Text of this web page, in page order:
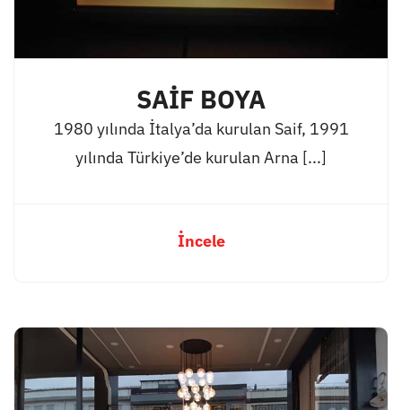
SAİF BOYA
1980 yılında İtalya’da kurulan Saif, 1991
yılında Türkiye’de kurulan Arna [...]
İncele